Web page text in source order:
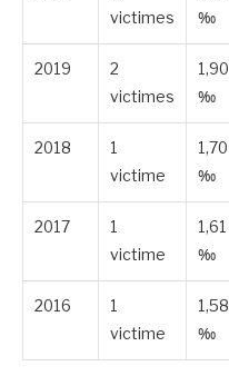
victimes
‰
2019
2
victimes
1,90
‰
2018
1
victime
1,70
‰
2017
1
victime
1,61
‰
2016
1
victime
1,58
‰